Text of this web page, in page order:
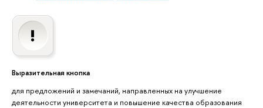
Выразительная кнопка
для предложений и замечаний, направленных на улучшение
деятельности университета и повышение качества образования